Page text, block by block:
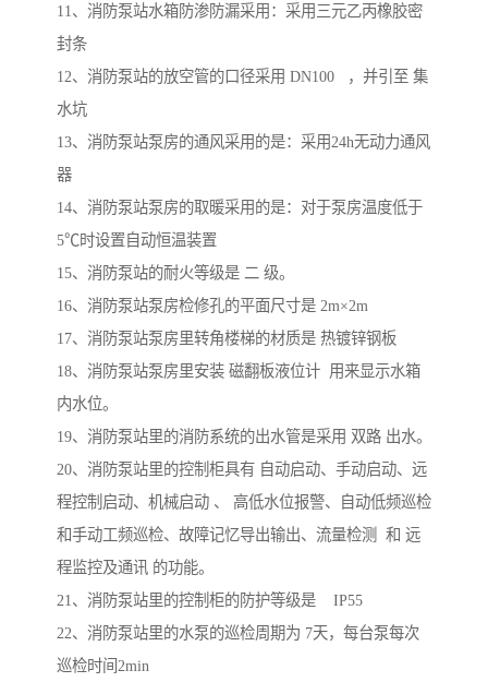
11、消防泵站水箱防渗防漏采用：采用三元乙丙橡胶密
封条
12、消防泵站的放空管的口径采用 DN100 ，并引至 集
水坑
13、消防泵站泵房的通风采用的是：采用24h无动力通风
器
14、消防泵站泵房的取暖采用的是：对于泵房温度低于
5℃时设置自动恒温装置
15、消防泵站的耐火等级是 二 级。
16、消防泵站泵房检修孔的平面尺寸是 2m×2m
17、消防泵站泵房里转角楼梯的材质是 热镀锌钢板
18、消防泵站泵房里安装 磁翻板液位计 用来显示水箱
内水位。
19、消防泵站里的消防系统的出水管是采用 双路 出水。
20、消防泵站里的控制柜具有 自动启动、手动启动、远
程控制启动、机械启动 、 高低水位报警、自动低频巡检
和手动工频巡检、故障记忆导出输出、流量检测 和 远
程监控及通讯 的功能。
21、消防泵站里的控制柜的防护等级是 IP55
22、消防泵站里的水泵的巡检周期为 7天，每台泵每次
巡检时间2min